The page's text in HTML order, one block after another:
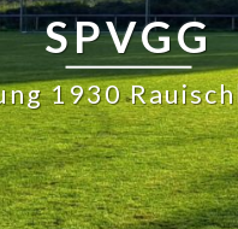
SPVGG
1930